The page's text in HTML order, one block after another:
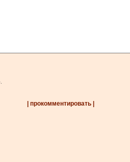
| прокомментировать |